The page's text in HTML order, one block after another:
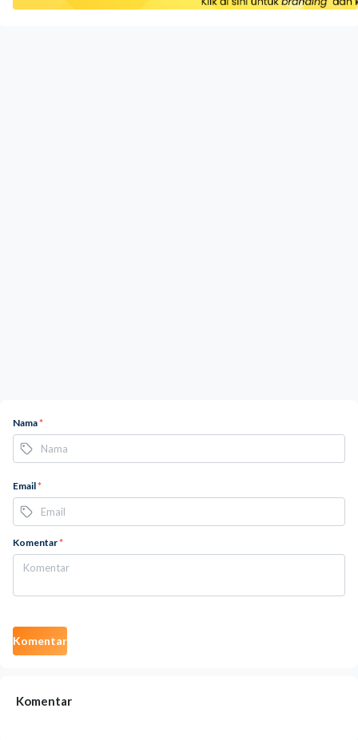
Nama*
Email*
Komentar*
Komentar
Komentar